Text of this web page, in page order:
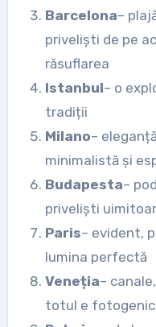
Barcelona–
priveliști de pe
răsuflarea
Istanbul– o
tradiții
Milano–
minimalistă și
Budapesta–
priveliști
Paris– evident,
lumina perfectă
Veneția–
totul e fotogenic